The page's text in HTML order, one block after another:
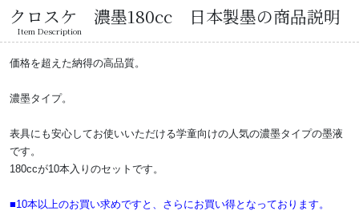
クロスケ 濃墨180cc 日本製墨の商品説明
Item Description
価格を超えた納得の高品質。
濃墨タイプ。
表具にも安心してお使いいただける学童向けの人気の濃墨タイプの墨液
です。
180ccが10本入りのセットです。
■10本以上のお買い求めですと、さらにお買い得となっております。